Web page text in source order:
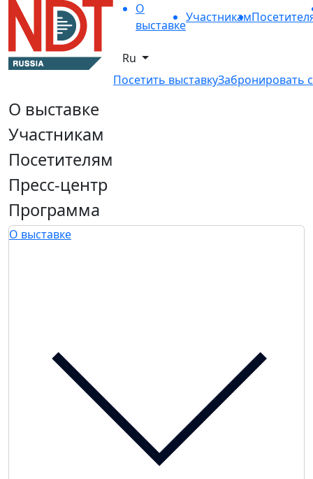
О
выставке
Участникам
Ru
Посетить выставкуЗабронировать
О выставке
Участникам
Посетителям
Пресс-центр
Программа
О выставке